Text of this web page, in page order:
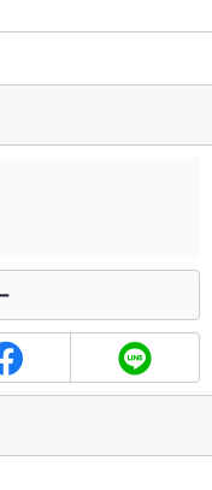
はお早めに)
をご考慮させて頂きます